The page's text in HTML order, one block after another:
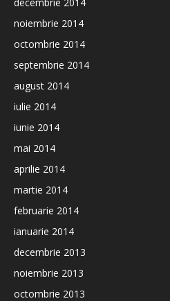
noiembrie 2014
octombrie 2014
septembrie 2014
august 2014
iulie 2014
iunie 2014
mai 2014
aprilie 2014
martie 2014
februarie 2014
ianuarie 2014
decembrie 2013
noiembrie 2013
octombrie 2013